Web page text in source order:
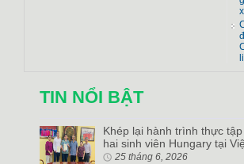
TIN NỔI BẬT
Khép lại hành trình thực
hai sinh viên Hungary tại
25 tháng 6, 2026